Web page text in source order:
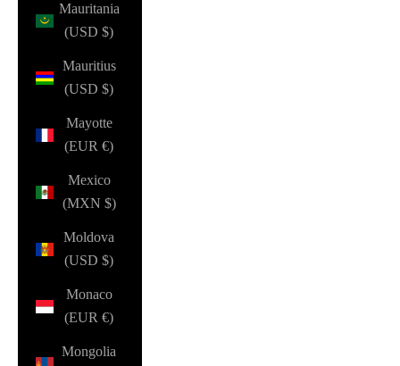
Mauritania
(USD $)
Mauritius
(USD $)
Mayotte
(EUR €)
Mexico
(MXN $)
Moldova
(USD $)
Monaco
(EUR €)
Mongolia